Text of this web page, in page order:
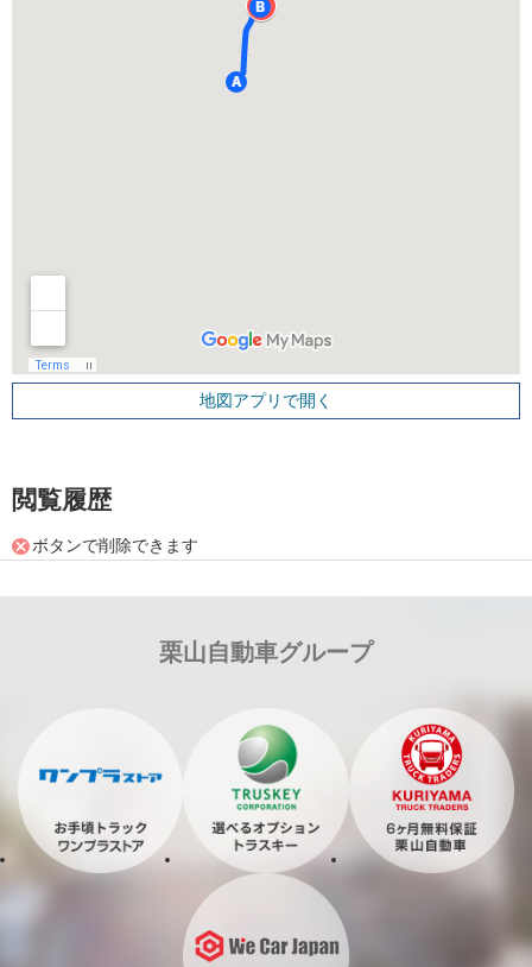
地図アプリで開く
閲覧履歴
ボタンで削除できます
栗山自動車グループ